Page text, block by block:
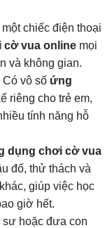
chiếc điện thoại
cờ vua online mọi
và không gian.
Có vô số ứng
riêng cho trẻ em,
tính năng hỗ
dụng chơi cờ vua
đố, thử thách và
giúp việc học
giờ hết.
hoặc đưa con